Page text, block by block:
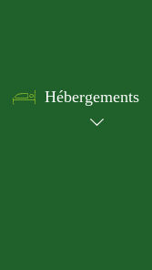
Hébergements